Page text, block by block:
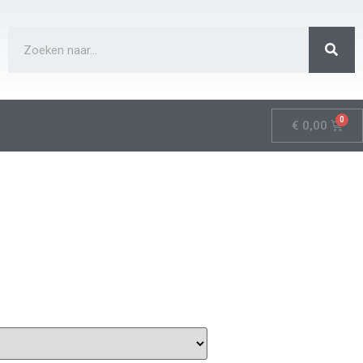
€ 0,00